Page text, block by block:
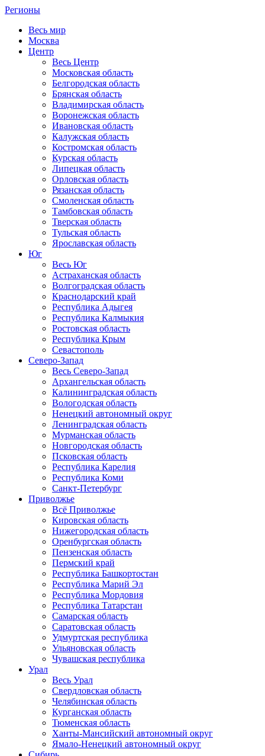
Регионы
Весь мир
Москва
Центр
Весь Центр
Московская область
Белгородская область
Брянская область
Владимирская область
Воронежская область
Ивановская область
Калужская область
Костромская область
Курская область
Липецкая область
Орловская область
Рязанская область
Смоленская область
Тамбовская область
Тверская область
Тульская область
Ярославская область
Юг
Весь Юг
Астраханская область
Волгоградская область
Краснодарский край
Республика Адыгея
Республика Калмыкия
Ростовская область
Республика Крым
Севастополь
Северо-Запад
Весь Северо-Запад
Архангельская область
Калининградская область
Вологодская область
Ненецкий автономный округ
Ленинградская область
Мурманская область
Новгородская область
Псковская область
Республика Карелия
Республика Коми
Санкт-Петербург
Приволжье
Всё Приволжье
Кировская область
Нижегородская область
Оренбургская область
Пензенская область
Пермский край
Республика Башкортостан
Республика Марий Эл
Республика Мордовия
Республика Татарстан
Самарская область
Саратовская область
Удмуртская республика
Ульяновская область
Чувашская республика
Урал
Весь Урал
Свердловская область
Челябинская область
Курганская область
Тюменская область
Ханты-Мансийский автономный округ
Ямало-Ненецкий автономный округ